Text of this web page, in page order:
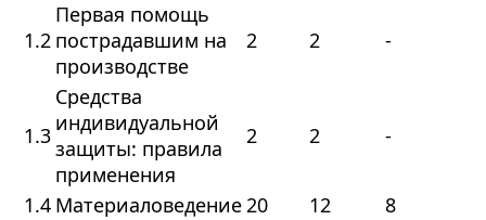
1.2
Первая помощь
пострадавшим на
производстве
2 2 -
1.3
Средства
индивидуальной
защиты: правила
применения
2 2 -
1.4 Материаловедение20 12
8